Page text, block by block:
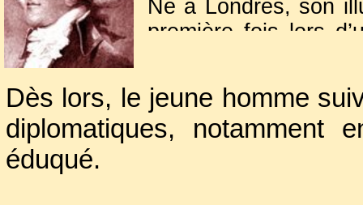
Né à Londres, son
première fois lors
avant de lui révéler
avec lui aux Etats-
Dès lors, le jeune homme
diplomatiques,
éduqué.
Une tradition locale veut
jettent un penny sur sa tombe.
Mais saviez-vous qu'un de
Franklin, reposait en France ?